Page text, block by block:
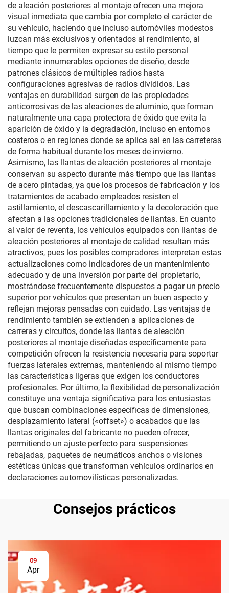
de aleación posteriores al montaje ofrecen una mejora
visual inmediata que cambia por completo el carácter de
su vehículo, haciendo que incluso automóviles modestos
luzcan más exclusivos y orientados al rendimiento, al
tiempo que le permiten expresar su estilo personal
mediante innumerables opciones de diseño, desde
patrones clásicos de múltiples radios hasta
configuraciones agresivas de radios divididos. Las
ventajas en durabilidad surgen de las propiedades
anticorrosivas de las aleaciones de aluminio, que forman
naturalmente una capa protectora de óxido que evita la
aparición de óxido y la degradación, incluso en entornos
costeros o en regiones donde se aplica sal en las carreteras
de forma habitual durante los meses de invierno.
Asimismo, las llantas de aleación posteriores al montaje
conservan su aspecto durante más tiempo que las llantas
de acero pintadas, ya que los procesos de fabricación y los
tratamientos de acabado empleados resisten el
astillamiento, el descascarillamiento y la decoloración que
afectan a las opciones tradicionales de llantas. En cuanto
al valor de reventa, los vehículos equipados con llantas de
aleación posteriores al montaje de calidad resultan más
atractivos, pues los posibles compradores interpretan estas
actualizaciones como indicadores de un mantenimiento
adecuado y de una inversión por parte del propietario,
mostrándose frecuentemente dispuestos a pagar un precio
superior por vehículos que presentan un buen aspecto y
reflejan mejoras pensadas con cuidado. Las ventajas de
rendimiento también se extienden a aplicaciones de
carreras y circuitos, donde las llantas de aleación
posteriores al montaje diseñadas específicamente para
competición ofrecen la resistencia necesaria para soportar
fuerzas laterales extremas, manteniendo al mismo tiempo
las características ligeras que exigen los conductores
profesionales. Por último, la flexibilidad de personalización
constituye una ventaja significativa para los entusiastas
que buscan combinaciones específicas de dimensiones,
desplazamiento lateral («offset») o acabados que las
llantas originales del fabricante no pueden ofrecer,
permitiendo un ajuste perfecto para suspensiones
rebajadas, paquetes de neumáticos anchos o visiones
estéticas únicas que transforman vehículos ordinarios en
declaraciones automovilísticas personalizadas.
Consejos prácticos
09
Apr